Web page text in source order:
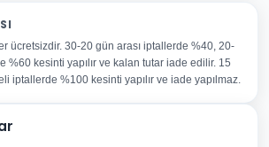
ücretsizdir. 30-20 gün arası iptallerde %40, 20-
%60 kesinti yapılır ve kalan tutar iade edilir. 15
iptallerde %100 kesinti yapılır ve iade yapılmaz.